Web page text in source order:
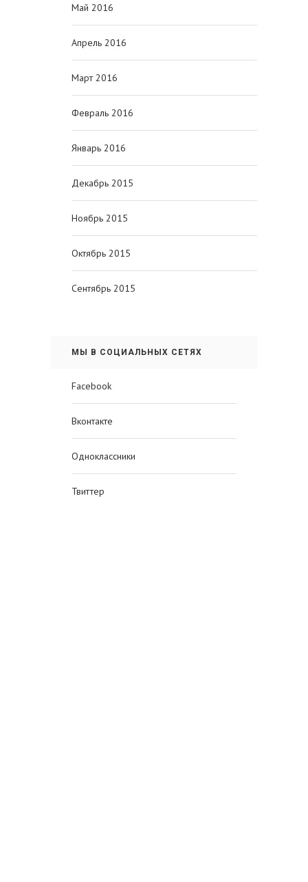
Май 2016
Апрель 2016
Март 2016
Февраль 2016
Январь 2016
Декабрь 2015
Ноябрь 2015
Октябрь 2015
Сентябрь 2015
МЫ В СОЦИАЛЬНЫХ СЕТЯХ
Facebook
Вконтакте
Одноклассники
Твиттер